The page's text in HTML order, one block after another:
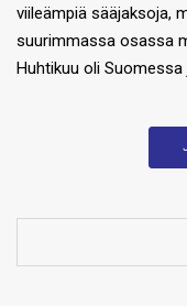
viileämpiä sääjaksoja,
suurimmassa osassa
Huhtikuu oli Suomessa